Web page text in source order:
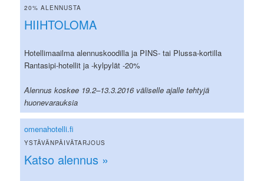
20% ALENNUSTA
HIIHTOLOMA
Hotellimaailma alennuskoodilla ja PINS- tai Plussa-kortilla
Rantasipi-hotellit ja -kylpylät -20%
Alennus koskee 19.2–13.3.2016 väliselle ajalle tehtyjä
huonevarauksia
omenahotelli.fi
YSTÄVÄNPÄIVÄTARJOUS
Katso alennus »